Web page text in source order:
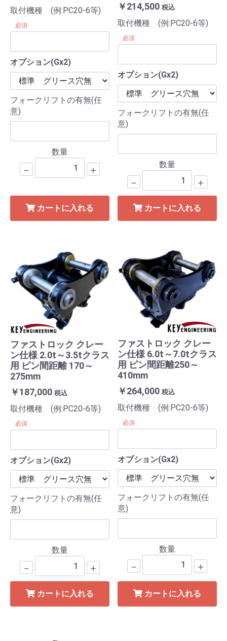
取付機種 (例:PC20-6等)
必須
オプション(Gx2)
フォークリフトの有無(任
意)
数量
－ ＋
カートに入れる
￥214,500 税込
取付機種 (例:PC20-6等)
必須
オプション(Gx2)
フォークリフトの有無(任
意)
数量
－ ＋
カートに入れる
ファストロック クレー
ン仕様 2.0t～3.5tクラス
用 ピン間距離 170～
275mm
￥187,000 税込
取付機種 (例:PC20-6等)
必須
オプション(Gx2)
フォークリフトの有無(任
意)
数量
－ ＋
カートに入れる
ファストロック クレー
ン仕様 6.0t～7.0tクラス
用 ピン間距離250～
410mm
￥264,000 税込
取付機種 (例:PC20-6等)
必須
オプション(Gx2)
フォークリフトの有無(任
意)
数量
－ ＋
カートに入れる